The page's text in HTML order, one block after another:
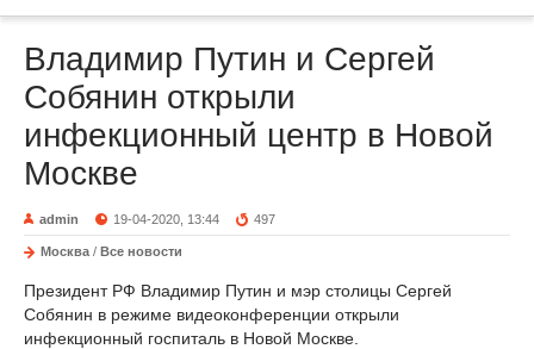
Владимир Путин и Сергей
Собянин открыли
инфекционный центр в Новой
Москве
admin 19-04-2020, 13:44 497
Москва / Все новости
Президент РФ Владимир Путин и мэр столицы Сергей
Собянин в режиме видеоконференции открыли
инфекционный госпиталь в Новой Москве.